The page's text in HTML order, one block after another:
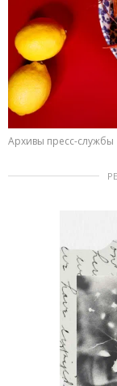
Архивы пресс-службы